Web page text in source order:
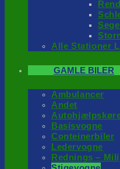
Alle Stationer
GAMLE BILER
Ambulancer
Andet
Basisvogne
Conteinerbiler
Ledervogne
Rednings –